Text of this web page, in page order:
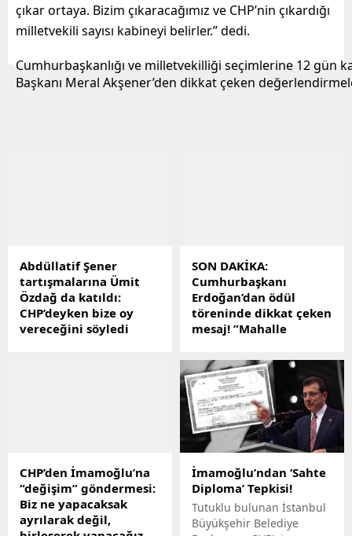
çıkar ortaya. Bizim çıkaracağımız ve CHP’nin çıkardığı
milletvekili sayısı kabineyi belirler.” dedi.
Cumhurbaşkanlığı ve milletvekilliği seçimlerine 12 gün
Başkanı Meral Akşener’den dikkat çeken
Abdüllatif Şener
tartışmalarına Ümit
Özdağ da katıldı:
CHP’deyken bize oy
vereceğini söyledi
Özdağdan çok çarpıcı bir
açıklama geldi. Özdağ,
"Abdüllatif Şener CHP
milletvekiliyken bize oy
SON DAKİKA:
Cumhurbaşkanı
Erdoğan’dan ödül
töreninde dikkat çeken
mesaj! ”Mahalle
reddediyoruz”
Cumhurbaşkanı Recep
Tayyip Erdoğan, Kültür
Bakanlığı Özel Ödülleri
töreninde yaptığı
açıklamada, "Uzun yıllar
boyunca kültür sanat
camiamızı esir alan,
Türkiyenin zengin kültür
iklimini tek tipleştiren
mahalle baskısını
CHP’den İmamoğlu’na
“değişim” göndermesi:
Biz ne yapacaksak
ayrılarak değil,
İmamoğlu’ndan ‘Sahte
Diploma’ Tepkisi!
Tutuklu bulunan İstanbul
Büyükşehir Belediye